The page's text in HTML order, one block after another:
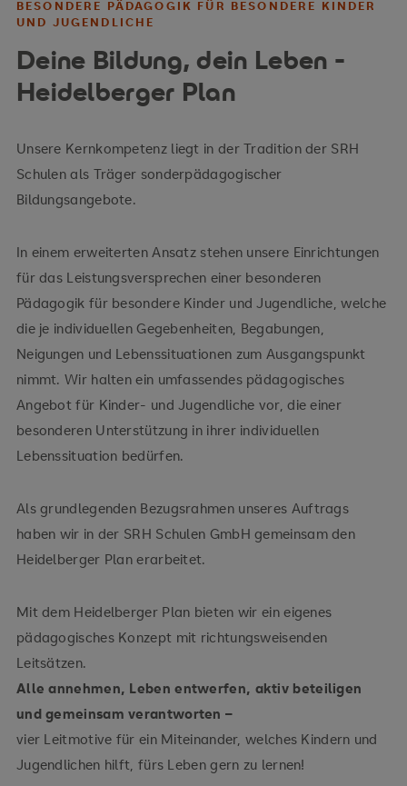
BESONDERE PÄDAGOGIK FÜR BESONDERE KINDER
UND JUGENDLICHE
Deine Bildung, dein Leben -
Heidelberger Plan
Unsere Kernkompetenz liegt in der Tradition der SRH
Schulen als Träger sonderpädagogischer
Bildungsangebote.
In einem erweiterten Ansatz stehen unsere Einrichtungen
für das Leistungsversprechen einer besonderen
Pädagogik für besondere Kinder und Jugendliche, welche
die je individuellen Gegebenheiten, Begabungen,
Neigungen und Lebenssituationen zum Ausgangspunkt
nimmt. Wir halten ein umfassendes pädagogisches
Angebot für Kinder- und Jugendliche vor, die einer
besonderen Unterstützung in ihrer individuellen
Lebenssituation bedürfen.
Als grundlegenden Bezugsrahmen unseres Auftrags
haben wir in der SRH Schulen GmbH gemeinsam den
Heidelberger Plan erarbeitet.
Mit dem Heidelberger Plan bieten wir ein eigenes
pädagogisches Konzept mit richtungsweisenden
Leitsätzen.
Alle annehmen, Leben entwerfen, aktiv beteiligen
und gemeinsam verantworten –
vier Leitmotive für ein Miteinander, welches Kindern und
Jugendlichen hilft, fürs Leben gern zu lernen!